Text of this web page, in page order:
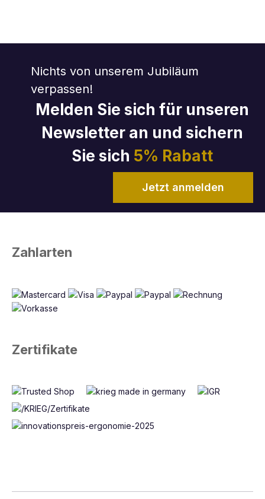
Nichts von unserem Jubiläum
verpassen!
Melden Sie sich für unseren
Newsletter an und sichern
Sie sich 5% Rabatt
Jetzt anmelden
Zahlarten
Zertifikate